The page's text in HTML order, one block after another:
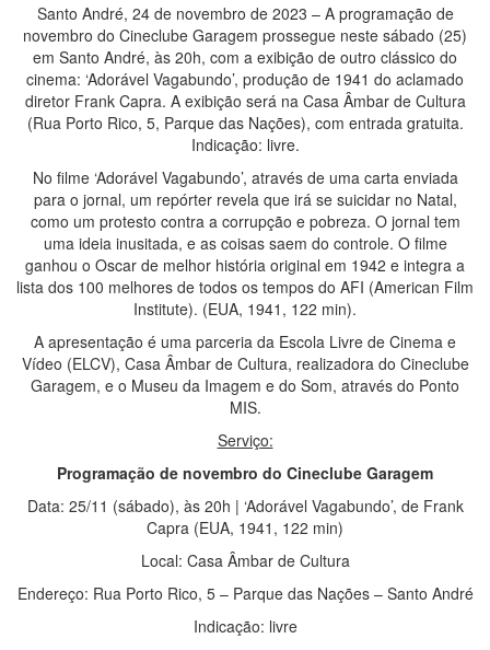
Santo André, 24 de novembro de 2023 – A programação de
novembro do Cineclube Garagem prossegue neste sábado (25)
em Santo André, às 20h, com a exibição de outro clássico do
cinema: ‘Adorável Vagabundo’, produção de 1941 do aclamado
diretor Frank Capra. A exibição será na Casa Âmbar de Cultura
(Rua Porto Rico, 5, Parque das Nações), com entrada gratuita.
Indicação: livre.
No filme ‘Adorável Vagabundo’, através de uma carta enviada
para o jornal, um repórter revela que irá se suicidar no Natal,
como um protesto contra a corrupção e pobreza. O jornal tem
uma ideia inusitada, e as coisas saem do controle. O filme
ganhou o Oscar de melhor história original em 1942 e integra a
lista dos 100 melhores de todos os tempos do AFI (American Film
Institute). (EUA, 1941, 122 min).
A apresentação é uma parceria da Escola Livre de Cinema e
Vídeo (ELCV), Casa Âmbar de Cultura, realizadora do Cineclube
Garagem, e o Museu da Imagem e do Som, através do Ponto
MIS.
Serviço:
Programação de novembro do Cineclube Garagem
Data: 25/11 (sábado), às 20h | ‘Adorável Vagabundo’, de Frank
Capra (EUA, 1941, 122 min)
Local: Casa Âmbar de Cultura
Endereço: Rua Porto Rico, 5 – Parque das Nações – Santo André
Indicação: livre